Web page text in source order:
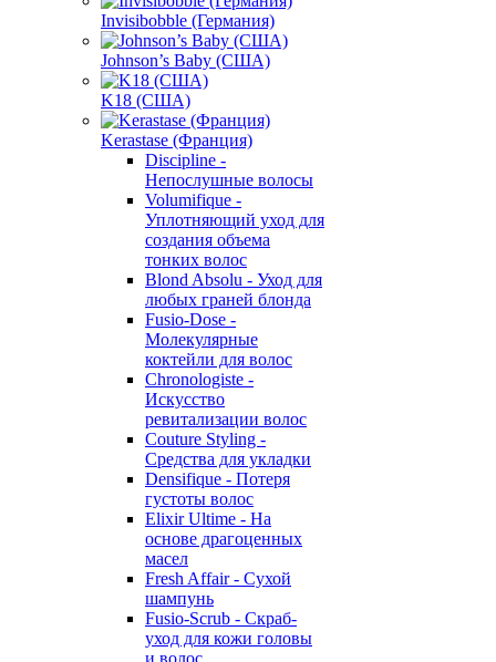
Invisibobble (Германия)
Johnson’s Baby (США)
K18 (США)
Kerastase (Франция)
Discipline -
Непослушные волосы
Volumifique -
Уплотняющий уход для
создания объема
тонких волос
Blond Absolu - Уход для
любых граней блонда
Fusio-Dose -
Молекулярные
коктейли для волос
Chronologiste -
Искусство
ревитализации волос
Couture Styling -
Средства для укладки
Densifique - Потеря
густоты волос
Elixir Ultime - На
основе драгоценных
масел
Fresh Affair - Сухой
шампунь
Fusio-Scrub - Скраб-
уход для кожи головы
и волос